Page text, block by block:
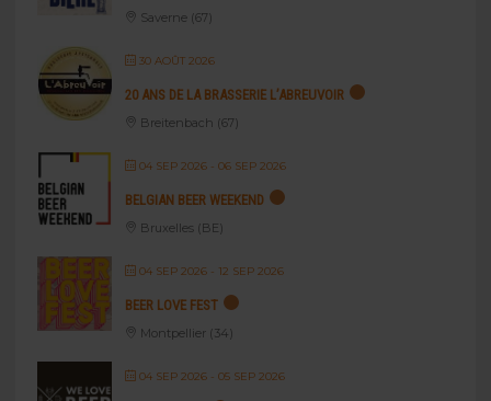
Saverne (67)
30 AOÛT 2026
20 ANS DE LA BRASSERIE L’ABREUVOIR
Breitenbach (67)
04 SEP 2026- 06 SEP 2026
BELGIAN BEER WEEKEND
Bruxelles (BE)
04 SEP 2026- 12 SEP 2026
BEER LOVE FEST
Montpellier (34)
04 SEP 2026- 05 SEP 2026